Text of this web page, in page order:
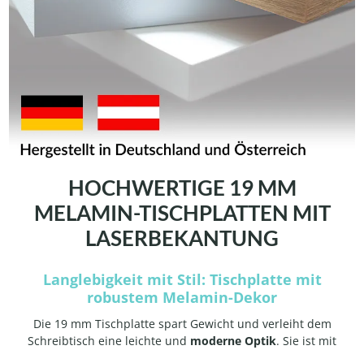
HOCHWERTIGE 19 MM
MELAMIN-TISCHPLATTEN MIT
LASERBEKANTUNG
Langlebigkeit mit Stil: Tischplatte mit
robustem Melamin-Dekor
Die 19 mm Tischplatte spart Gewicht und verleiht dem
Schreibtisch eine leichte und moderne Optik. Sie ist mit